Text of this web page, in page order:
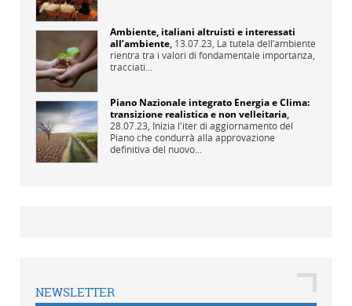
Ambiente, italiani altruisti e interessati
all’ambiente, 13.07.23, La tutela dell’ambiente
rientra tra i valori di fondamentale importanza,
tracciati...
Piano Nazionale integrato Energia e Clima:
transizione realistica e non velleitaria,
28.07.23, Inizia l'iter di aggiornamento del
Piano che condurrà alla approvazione
definitiva del nuovo...
NEWSLETTER